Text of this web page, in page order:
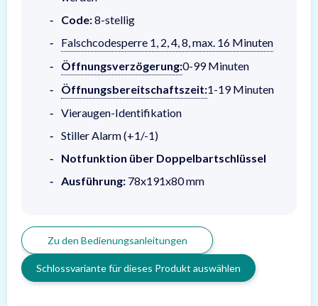
Code:8-stellig
Falschcodesperre 1, 2, 4, 8, max. 16 Minuten
Öffnungsverzögerung:0-99 Minuten
Öffnungsbereitschaftszeit:1-19 Minuten
Vieraugen-Identifikation
Stiller Alarm (+1/-1)
Notfunktion über Doppelbartschlüssel
Ausführung: 78x191x80 mm
Zu den Bedienungsanleitungen
Schlossvariante für dieses Produkt auswählen